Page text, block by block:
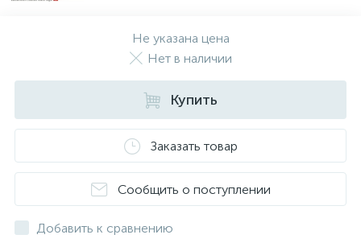
Не указана цена
Нет в наличии
Купить
Заказать товар
Сообщить о поступлении
Добавить к сравнению